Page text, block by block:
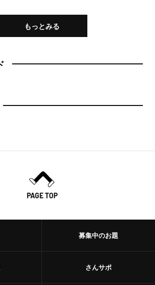
もっとみる
PAGE TOP
募集中のお題
さんサポ